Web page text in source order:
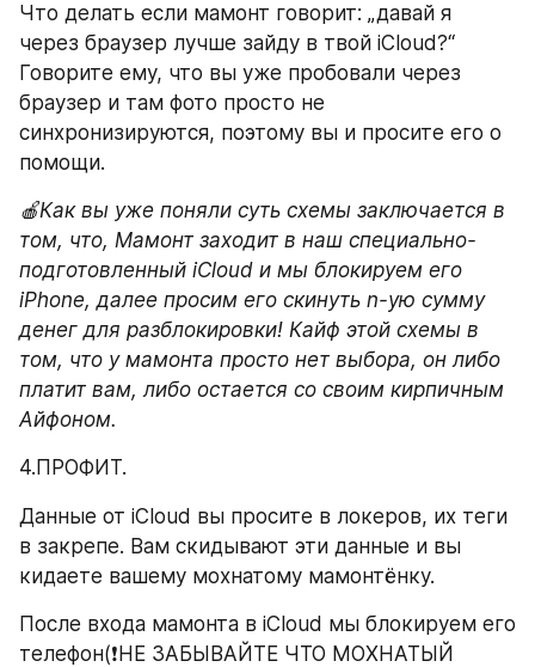
Что делать если мамонт говорит: „давай я
через браузер лучше зайду в твой iCloud?“
Говорите ему, что вы уже пробовали через
браузер и там фото просто не
синхронизируются, поэтому вы и просите его о
помощи.
🍎Как вы уже поняли суть схемы заключается в
том, что, Мамонт заходит в наш специально-
подготовленный iCloud и мы блокируем его
iPhone, далее просим его скинуть n-yю сумму
денег для разблокировки! Кайф этой схемы в
том, что у мамонта просто нет выбора, он либо
платит вам, либо остается со своим кирпичным
Айфоном.
4.ПРОФИТ.
Данные от iCloud вы просите в локеров, их теги
в закрепе. Вам скидывают эти данные и вы
кидаете вашему мохнатому мамонтёнку.
После входа мамонта в iCloud мы блокируем его
телефон(❗️НЕ ЗАБЫВАЙТЕ ЧТО МОХНАТЫЙ